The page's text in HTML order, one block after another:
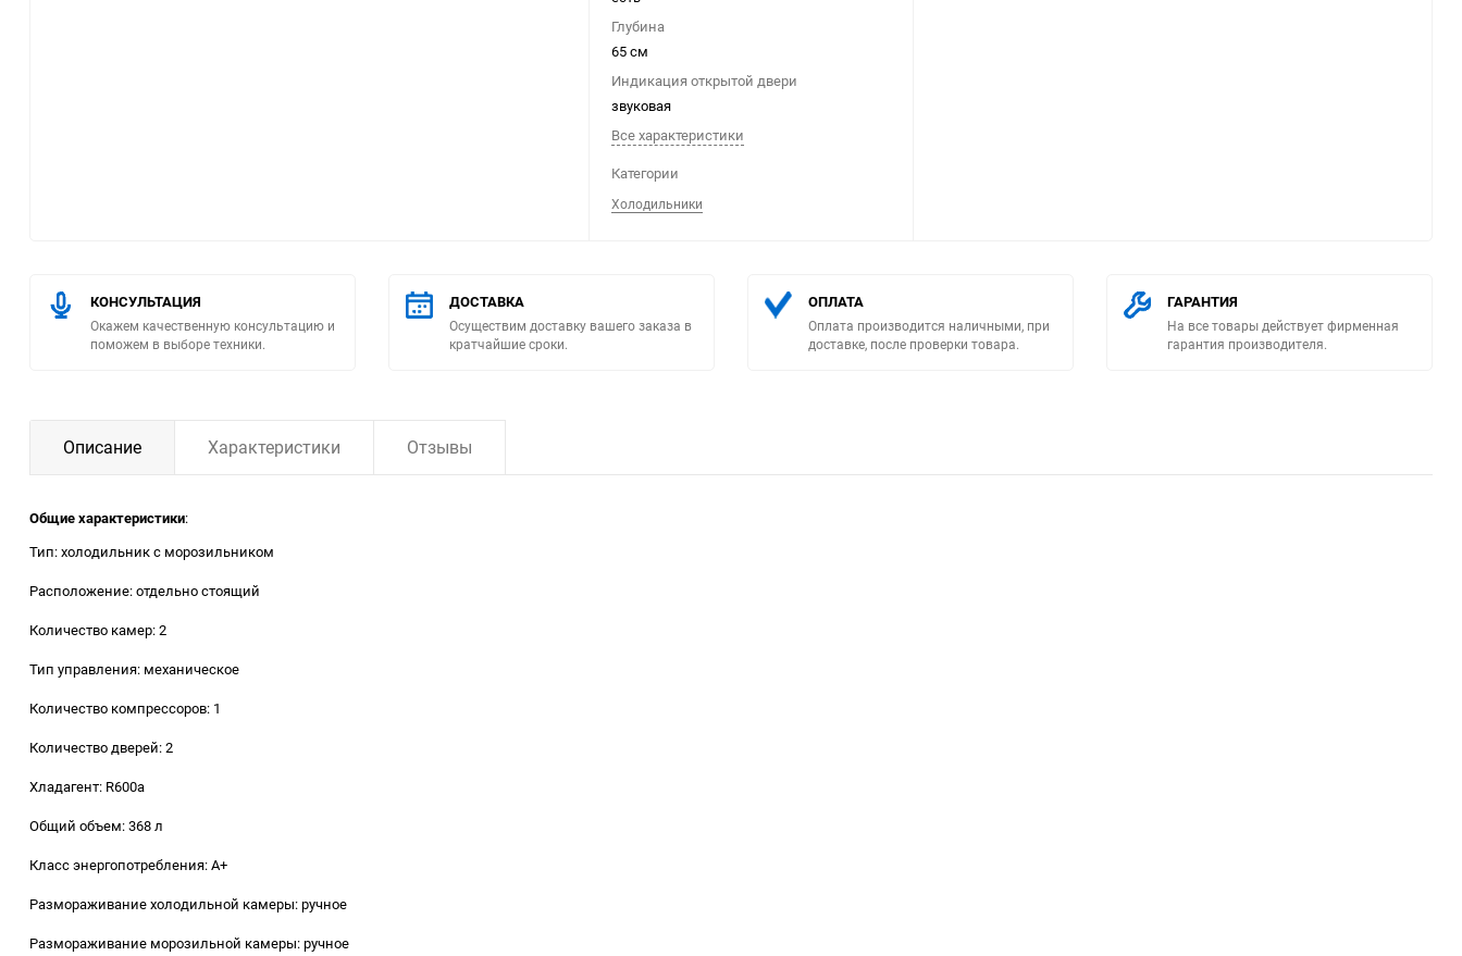
Климатическая техника
Измерительное
оборудование
Заточные станки (точила)
Дровоколы
Грузоподъемное
Гидроаккумуляторы и
Вытяжная вентиляция
Вибротехника
Бензоинструмент
Глубина
65 см
Индикация открытой двери
звуковая
Все характеристики
Категории
Холодильники
КОНСУЛЬТАЦИЯ
Окажем качественную консультацию и
поможем в выборе техники.
ДОСТАВКА
Осуществим доставку вашего заказа в
кратчайшие сроки.
ОПЛАТА
Оплата производится наличными, при
доставке, после проверки товара.
ГАРАНТИЯ
На все товары действует фирменная
гарантия производителя.
Описание Характеристики Отзывы
Общие характеристики:
Тип: холодильник с морозильником
Расположение: отдельно стоящий
Количество камер: 2
Тип управления: механическое
Количество компрессоров: 1
Количество дверей: 2
Хладагент: R600a
Общий объем: 368 л
Класс энергопотребления: A+
Размораживание холодильной камеры: ручное
Размораживание морозильной камеры: ручное